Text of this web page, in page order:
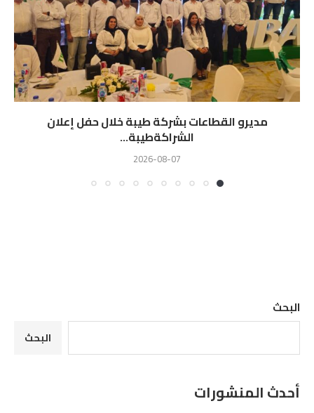
مديرو القطاعات بشركة طيبة خلال حفل إعلان
الشراكةطيبة...
2026-08-07
البحث
البحث
أحدث المنشورات